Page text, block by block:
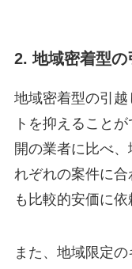
2. 地域密着型
地域密着型の引
トを抑えること
開の業者に比べ
れぞれの案件に
も比較的安価に依
また、地域限定